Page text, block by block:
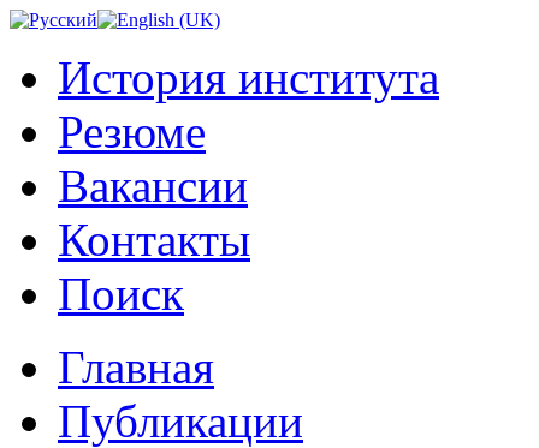
История института
Резюме
Вакансии
Контакты
Поиск
Главная
Публикации